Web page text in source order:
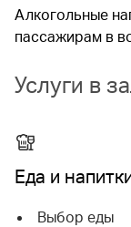
Алкогольные
пассажирам в
Услуги в
Еда и
Выбор еды